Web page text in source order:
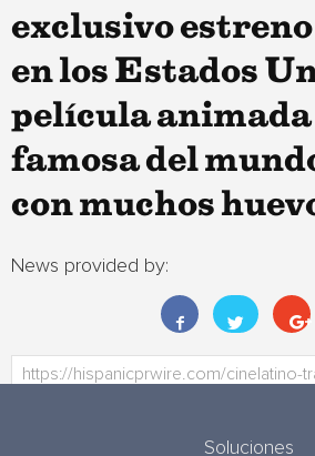
exclusivo
en los Estados
película animada
famosa del
con muchos
News provided by:
Soluciones